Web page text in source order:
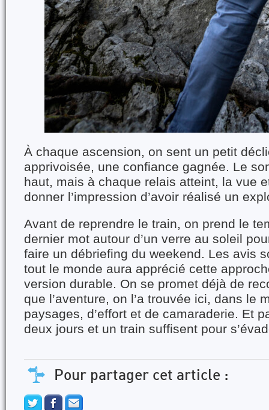
À chaque ascension, on sent un petit
apprivoisée, une confiance gagnée. Le
haut, mais à chaque relais atteint, la vue
donner l’impression d’avoir réalisé un
Avant de reprendre le train, on prend le
dernier mot autour d’un verre au soleil
faire un débriefing du weekend. Les avis
tout le monde aura apprécié cette
version durable. On se promet déjà de
que l’aventure, on l’a trouvée ici, dans le
paysages, d’effort et de camaraderie. Et
deux jours et un train suffisent pour
Pour partager cet article :